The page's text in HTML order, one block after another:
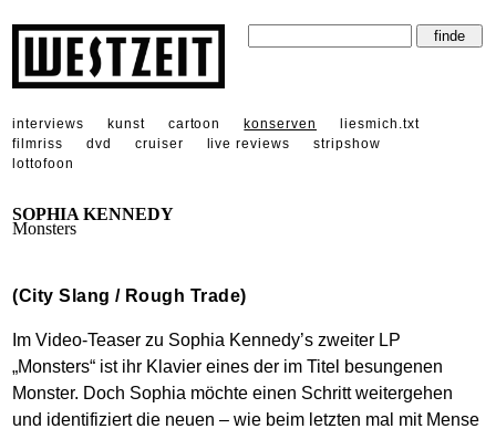
interviews kunst cartoon konserven
liesmich.txt
filmriss
dvd cruiser live reviews
stripshow
lottofoon
SOPHIA KENNEDY
Monsters
(City Slang / Rough Trade)
Im Video-Teaser zu Sophia Kennedy’s zweiter LP
„Monsters“ ist ihr Klavier eines der im Titel besungenen
Monster. Doch Sophia möchte einen Schritt weitergehen
und identifiziert die neuen – wie beim letzten mal mit Mense